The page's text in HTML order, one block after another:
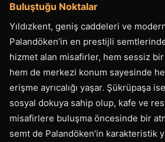
Buluştuğu Noktalar
Yıldızkent, geniş caddeleri ve
Palandöken’in en prestijli
hizmet alan misafirler, hem sessiz
hem de merkezi konum sayesinde
erişme ayrıcalığı yaşar. Şükrüpaşa
sosyal dokuya sahip olup, kafe ve
misafirlere buluşma öncesinde bir
semt de Palandöken’in karakteristik